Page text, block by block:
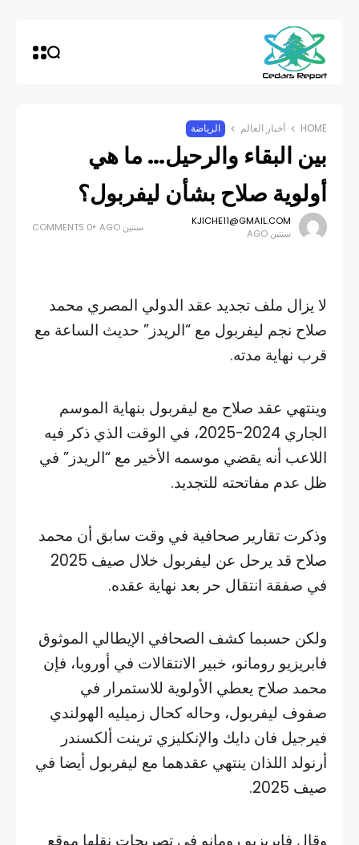
HOME أخبار العالم الرياضة
بين البقاء والرحيل… ما هي
أولوية صلاح بشأن ليفربول؟
KJICHE11@GMAIL.COM
سنتين AGO
سنتين AGO 0 COMMENTS
لا يزال ملف تجديد عقد الدولي المصري محمد
صلاح نجم ليفربول مع “الريدز” حديث الساعة مع
قرب نهاية مدته.
وينتهي عقد صلاح مع ليفربول بنهاية الموسم
الجاري 2024-2025، في الوقت الذي ذكر فيه
اللاعب أنه يقضي موسمه الأخير مع “الريدز” في
ظل عدم مفاتحته للتجديد.
وذكرت تقارير صحافية في وقت سابق أن محمد
صلاح قد يرحل عن ليفربول خلال صيف 2025
في صفقة انتقال حر بعد نهاية عقده.
ولكن حسبما كشف الصحافي الإيطالي الموثوق
فابريزيو رومانو، خبير الانتقالات في أوروبا، فإن
محمد صلاح يعطي الأولوية للاستمرار في
صفوف ليفربول، وحاله كحال زميليه الهولندي
فيرجيل فان دايك والإنكليزي ترينت ألكسندر
أرنولد اللذان ينتهي عقدهما مع ليفربول أيضا في
صيف 2025.
وقال فابريزيو رومانو في تصريحات نقلها موقع